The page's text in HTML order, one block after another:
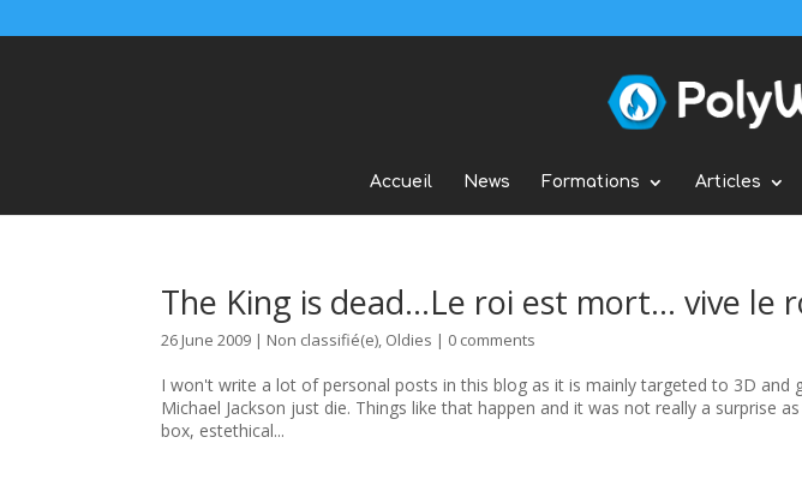
Accueil News Formations Articles
The King is dead…Le roi est mort… vive le
26 June 2009 | Non classifié(e), Oldies | 0 comments
I won't write a lot of personal posts in this blog as it is mainly targeted to 3D and
Michael Jackson just die. Things like that happen and it was not really a surprise
box, estethical...